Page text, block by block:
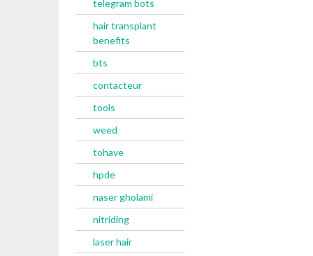
telegram bots
hair transplant
benefits
bts
contacteur
tools
weed
tohave
hpde
naser gholami
nitriding
laser hair